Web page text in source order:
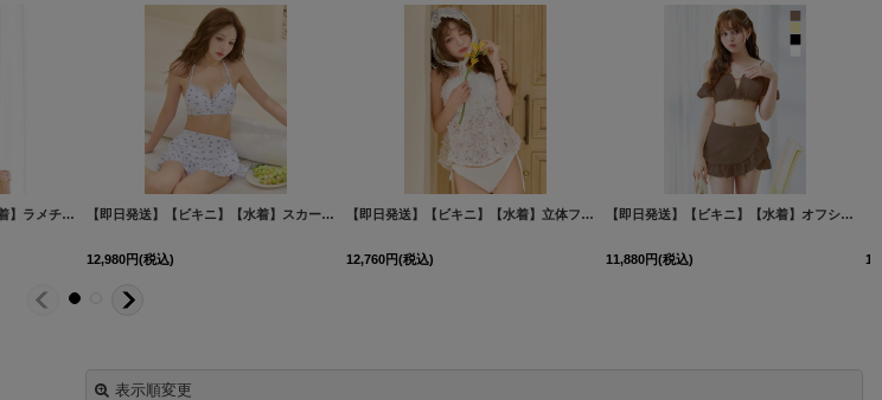
[M313dzjq-YN-P-26RM-260519]
【即日発送】【ビキニ】【水着】ラメチュールバックリボンビキニ [FB01]吉木千沙都（ちぃぽぽ）着用 M285dzp-B-26PO-260421
【即日発送】【ビキニ】【水着】スカート付き小花柄ビキニ 3点セット[FB01]吉木千沙都（ちぃぽぽ）着用 [M307dzjqv-W-26PO-
12,980円(税込)
【即日発送】【ビキニ】【水着】立体フラワービキニ 2点セット [FB01]吉木千沙都（ちぃぽぽ）着用
12,760円(税込)
【即日発送】【ビキニ】【水着】オフショルフレアスカートビキニ 4点セット[FB01]M274
11,880円(税込)
表示順変更